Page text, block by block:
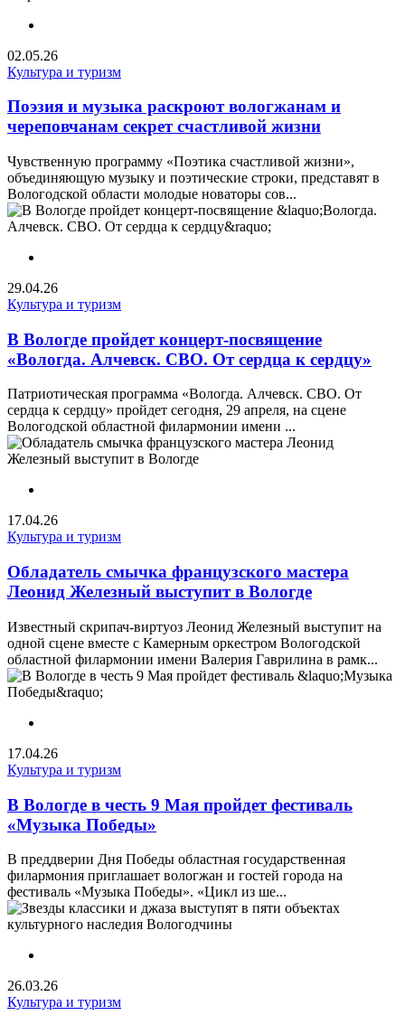
02.05.26
Культура и туризм
Поэзия и музыка раскроют вологжанам и
череповчанам секрет счастливой жизни
Чувственную программу «Поэтика счастливой жизни»,
объединяющую музыку и поэтические строки, представят в
Вологодской области молодые новаторы сов...
29.04.26
Культура и туризм
В Вологде пройдет концерт-посвящение
«Вологда. Алчевск. СВО. От сердца к сердцу»
Патриотическая программа «Вологда. Алчевск. СВО. От
сердца к сердцу» пройдет сегодня, 29 апреля, на сцене
Вологодской областной филармонии имени ...
17.04.26
Культура и туризм
Обладатель смычка французского мастера
Леонид Железный выступит в Вологде
Известный скрипач-виртуоз Леонид Железный выступит на
одной сцене вместе с Камерным оркестром Вологодской
областной филармонии имени Валерия Гаврилина в рамк...
17.04.26
Культура и туризм
В Вологде в честь 9 Мая пройдет фестиваль
«Музыка Победы»
В преддверии Дня Победы областная государственная
филармония приглашает вологжан и гостей города на
фестиваль «Музыка Победы». «Цикл из ше...
26.03.26
Культура и туризм